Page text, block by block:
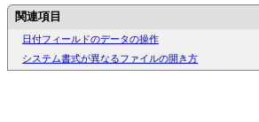
関連項目
日付フィールドのデータの操作
システム書式が異なるファイルの開き方